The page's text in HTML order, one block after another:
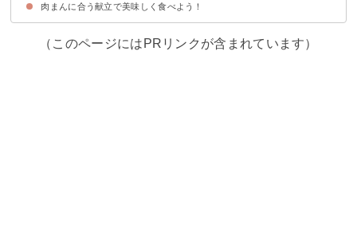
献立メニュー①朝食向け
献立メニュー②ランチ・昼食向け
献立メニュー③夕食・夜ご飯向け
肉まんに合う献立で美味しく食べよう！
（このページにはPRリンクが含まれています）